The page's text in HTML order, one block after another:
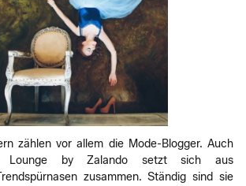
zählen vor allem die Mode-Blogger. Auch
Lounge by Zalando setzt sich aus
zusammen. Ständig sind sie